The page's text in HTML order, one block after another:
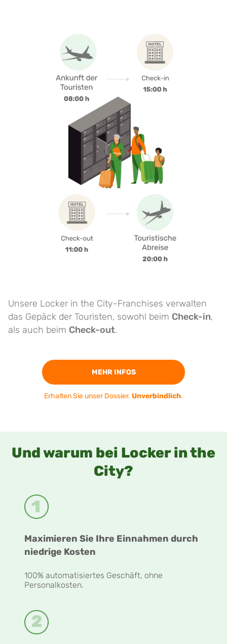
Unsere Locker in the City-Franchises verwalten
das Gepäck der Touristen, sowohl beim Check-in,
als auch beim Check-out.
MEHR INFOS
Erhalten Sie unser Dossier. Unverbindlich.
Und warum bei Locker in the
City?
Maximieren Sie Ihre Einnahmen durch
niedrige Kosten
100% automatisiertes Geschäft, ohne
Personalkosten.